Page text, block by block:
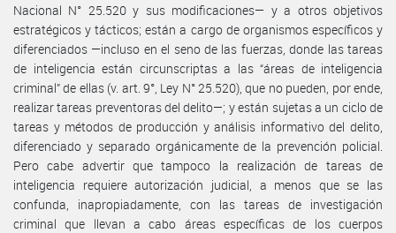
Nacional N° 25.520 y sus modificaciones— y a otros objetivos
estratégicos y tácticos; están a cargo de organismos específicos y
diferenciados —incluso en el seno de las fuerzas, donde las tareas
de inteligencia están circunscriptas a las “áreas de inteligencia
criminal” de ellas (v. art. 9°, Ley N° 25.520), que no pueden, por ende,
realizar tareas preventoras del delito—; y están sujetas a un ciclo de
tareas y métodos de producción y análisis informativo del delito,
diferenciado y separado orgánicamente de la prevención policial.
Pero cabe advertir que tampoco la realización de tareas de
inteligencia requiere autorización judicial, a menos que se las
confunda, inapropiadamente, con las tareas de investigación
criminal que llevan a cabo áreas específicas de los cuerpos